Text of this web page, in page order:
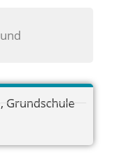
, Grundschule